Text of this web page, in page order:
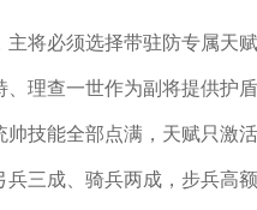
将必须选择带驻防专属天
理查一世作为副将提供护
技能全部点满，天赋只激
三成、骑兵两成，步兵高